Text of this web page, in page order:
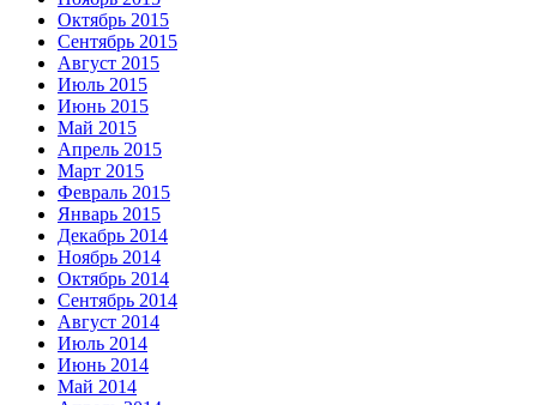
Октябрь 2015
Сентябрь 2015
Август 2015
Июль 2015
Июнь 2015
Май 2015
Апрель 2015
Март 2015
Февраль 2015
Январь 2015
Декабрь 2014
Ноябрь 2014
Октябрь 2014
Сентябрь 2014
Август 2014
Июль 2014
Июнь 2014
Май 2014